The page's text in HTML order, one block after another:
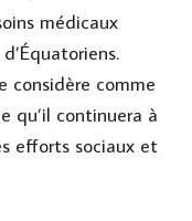
médicaux
considère comme
qu’il continuera à
efforts sociaux et